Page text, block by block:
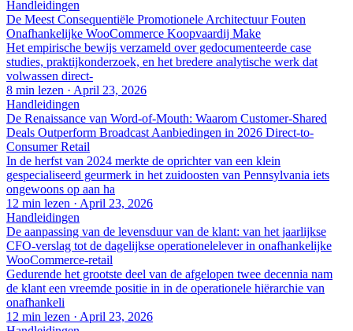
Handleidingen
De Meest Consequentiële Promotionele Architectuur Fouten
Onafhankelijke WooCommerce Koopvaardij Make
Het empirische bewijs verzameld over gedocumenteerde case
studies, praktijkonderzoek, en het bredere analytische werk dat
volwassen direct-
8 min lezen · April 23, 2026
Handleidingen
De Renaissance van Word-of-Mouth: Waarom Customer-Shared
Deals Outperform Broadcast Aanbiedingen in 2026 Direct-to-
Consumer Retail
In de herfst van 2024 merkte de oprichter van een klein
gespecialiseerd geurmerk in het zuidoosten van Pennsylvania iets
ongewoons op aan ha
12 min lezen · April 23, 2026
Handleidingen
De aanpassing van de levensduur van de klant: van het jaarlijkse
CFO-verslag tot de dagelijkse operationelelever in onafhankelijke
WooCommerce-retail
Gedurende het grootste deel van de afgelopen twee decennia nam
de klant een vreemde positie in in de operationele hiërarchie van
onafhankeli
12 min lezen · April 23, 2026